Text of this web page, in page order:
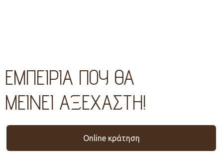
ΕΜΠΕΙΡIΑ ΠΟΥ ΘΑ
ΜΕIΝΕΙ ΑΞEΧΑΣΤΗ!
Online κράτηση